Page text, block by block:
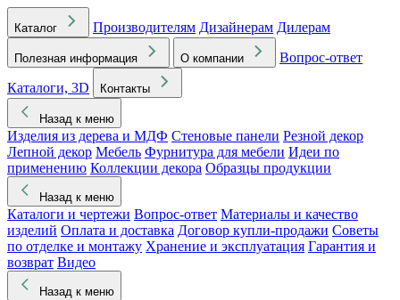
Каталог Производителям Дизайнерам Дилерам
Полезная информация О компании
Вопрос-ответ
Каталоги, 3D
Контакты
Назад к меню
Изделия из дерева и МДФ Стеновые панели Резной декор
Лепной декор Мебель Фурнитура для мебели Идеи по
применению Коллекции декора Образцы продукции
Назад к меню
Каталоги и чертежи Вопрос-ответ Материалы и качество
изделий Оплата и доставка Договор купли-продажи Советы
по отделке и монтажу Хранение и эксплуатация Гарантия и
возврат Видео
Назад к меню